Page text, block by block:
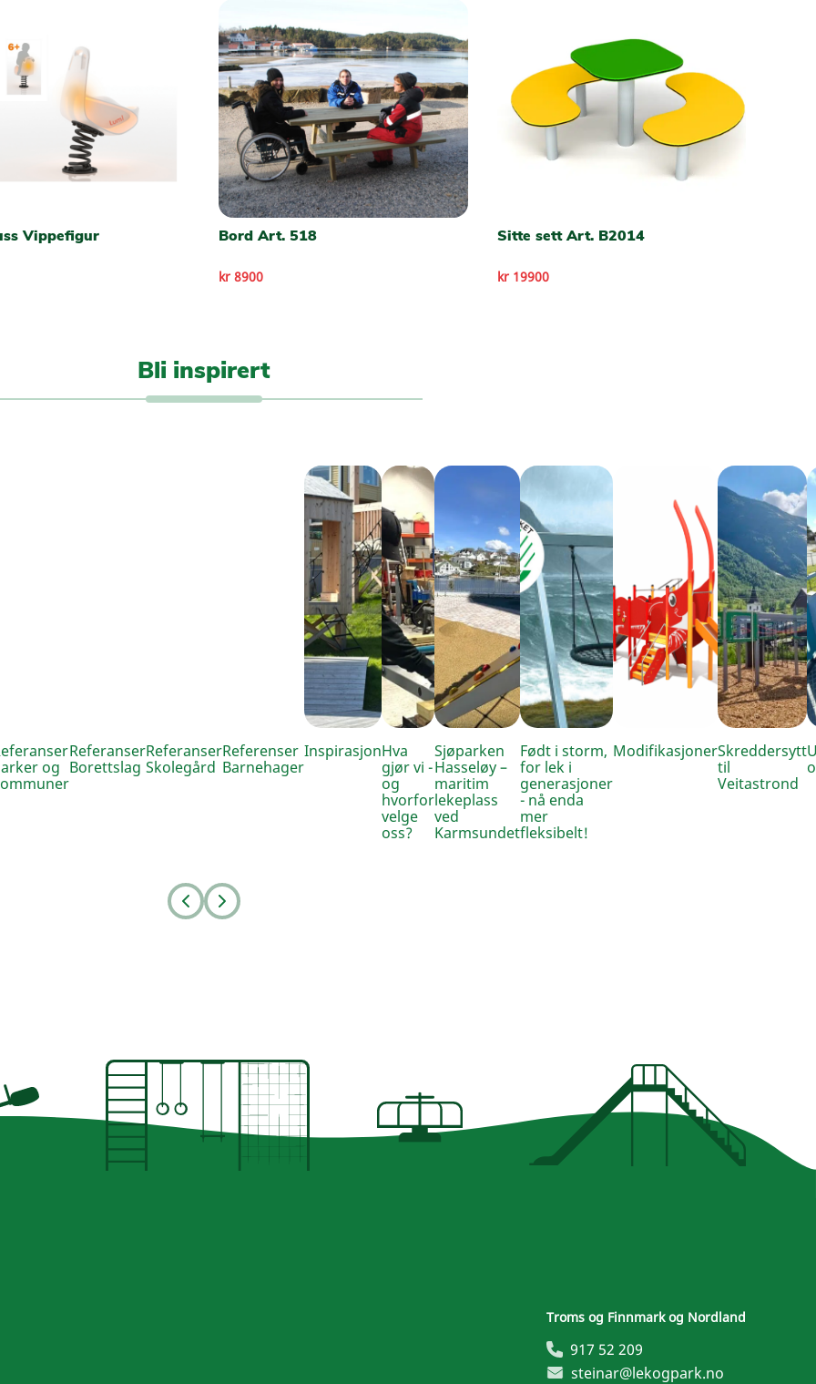
Vippefigur Bord Art. 518
kr 8900
Sitte sett Art. B2014
kr 19900
Bli inspirert
og
Referanser
Borettslag
Referanser
Skolegård
Referenser
Barnehager
InspirasjonHva
gjør vi -
og
hvorfor
velge
oss?
Sjøparken
Hasseløy –
maritim
lekeplass
ved
Karmsundet
Født i storm,
for lek i
generasjoner
- nå enda
mer
fleksibelt!
ModifikasjonerSkreddersytt
til
Veitastrond
Prev Next
Troms og Finnmark og Nordland
917 52 209
steinar@lekogpark.no